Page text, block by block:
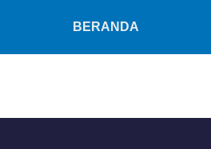
BERANDA